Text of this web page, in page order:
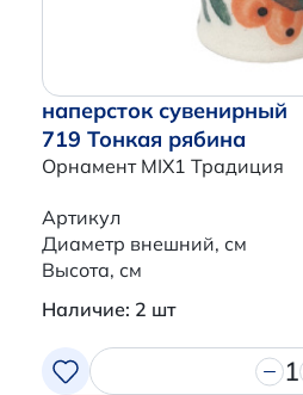
наперсток сувенирный
719 Тонкая рябина
Орнамент MIX1 Традиция
Артикул
Диаметр внешний, см
Высота, см
Наличие: 2 шт
1